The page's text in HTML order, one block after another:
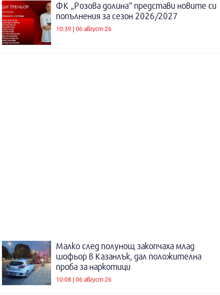
ФК „Розова долина“ представи новите си
попълнения за сезон 2026/2027
10:39 | 06 август 26
Малко след полунощ закопчаха млад
шофьор в Казанлък, дал положителна
проба за наркотици
10:08 | 06 август 26